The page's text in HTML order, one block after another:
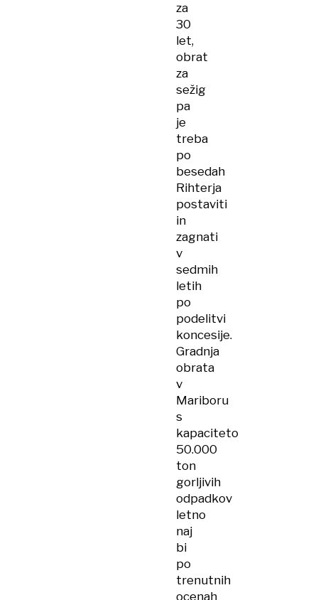
za
30
let,
obrat
za
sežig
pa
je
treba
po
besedah
Rihterja
postaviti
in
zagnati
v
sedmih
letih
po
podelitvi
koncesije.
Gradnja
obrata
v
Mariboru
s
kapaciteto
50.000
ton
gorljivih
odpadkov
letno
naj
bi
po
trenutnih
ocenah